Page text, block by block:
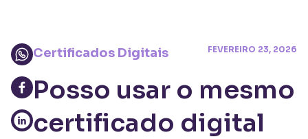
Certificados Digitais FEVEREIRO 23, 2026
Posso usar o mesmo
certificado digital